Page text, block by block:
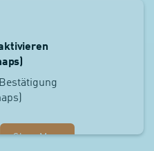
Show More